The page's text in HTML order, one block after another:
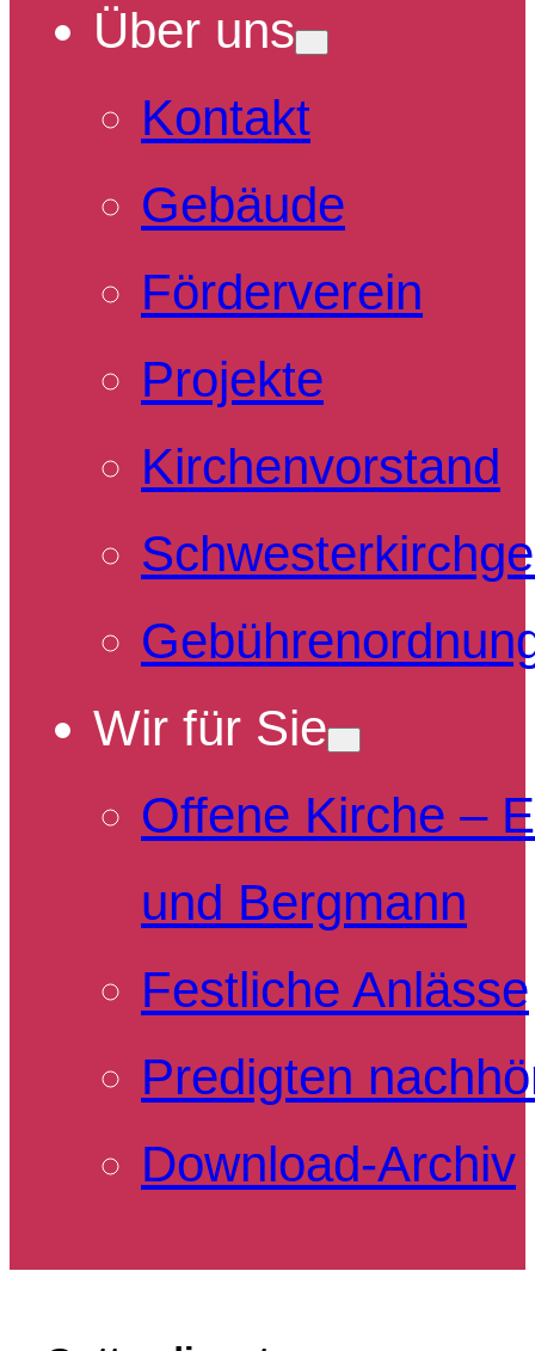
Über uns
Kontakt
Gebäude
Förderverein
Projekte
Kirchenvorstand
Wir für Sie
Offene Kirche –
und Bergmann
Festliche Anlässe
Predigten
Download-Archiv